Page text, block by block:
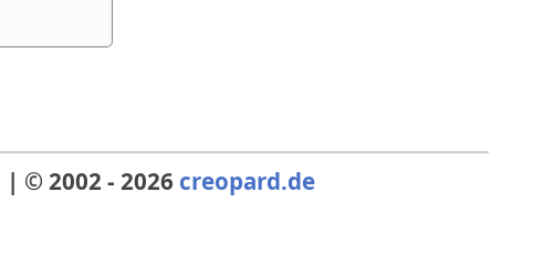
| © 2002 - 2026 creopard.de